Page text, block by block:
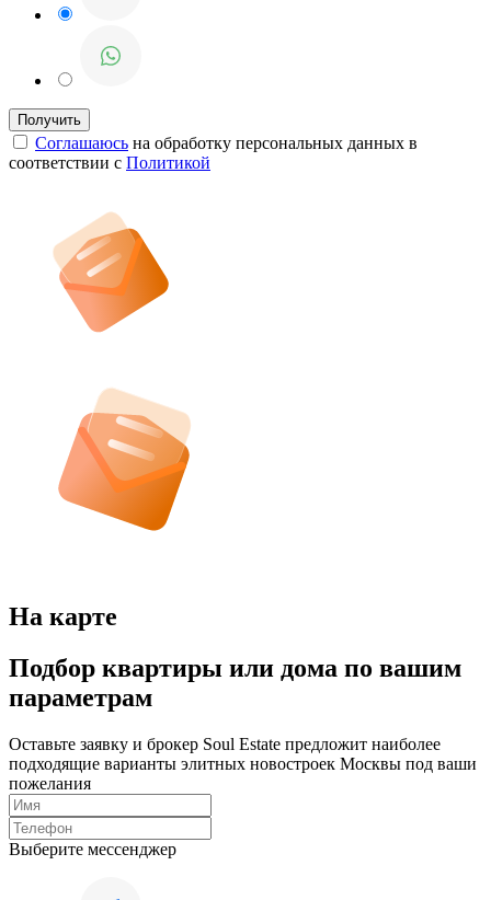
Соглашаюсь на обработку персональных данных в
соответствии с Политикой
На карте
Подбор квартиры или дома по вашим
параметрам
Оставьте заявку и брокер Soul Estate предложит наиболее
подходящие варианты элитных новостроек Москвы под ваши
пожелания
Выберите мессенджер